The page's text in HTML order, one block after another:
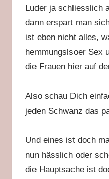
Luder ja schliesslich
dann erspart man
ist eben nicht alles,
hemmungslsoer Sex
die Frauen hier auf
Also schau Dich
jeden Schwanz das
Und eines ist doch
nun hässlich oder
die Hauptsache ist